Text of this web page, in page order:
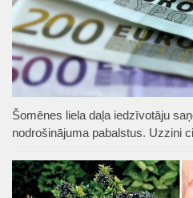
Šomēnes liela daļa iedzīvotāju
nodrošinājuma pabalstus. Uzzini